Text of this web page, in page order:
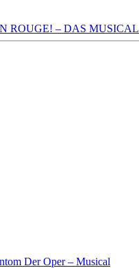
ROUGE! – DAS MUSICAL
Der Oper – Musical